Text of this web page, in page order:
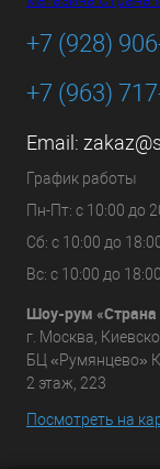
+7 (928)
+7 (963)
Email:
График работы
Пн-Пт: с 10:00 до
Сб: с 10:00 до
Вс: с 10:00 до 18:00
Шоу-рум «Страна
г. Москва,
БЦ «Румянцево»
2 этаж, 223
Посмотреть на